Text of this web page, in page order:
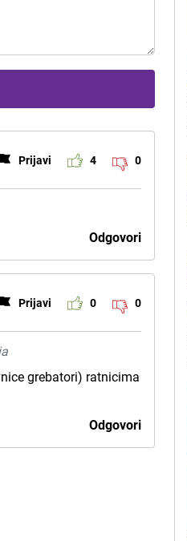
Prijavi 4 0
Odgovori
Prijavi 0 0
grebatori) ratnicima
Odgovori